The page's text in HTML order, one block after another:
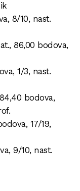
8/10, nast.
86,00 bodova,
1/3, nast.
bodova,
17/19,
9/10, nast.